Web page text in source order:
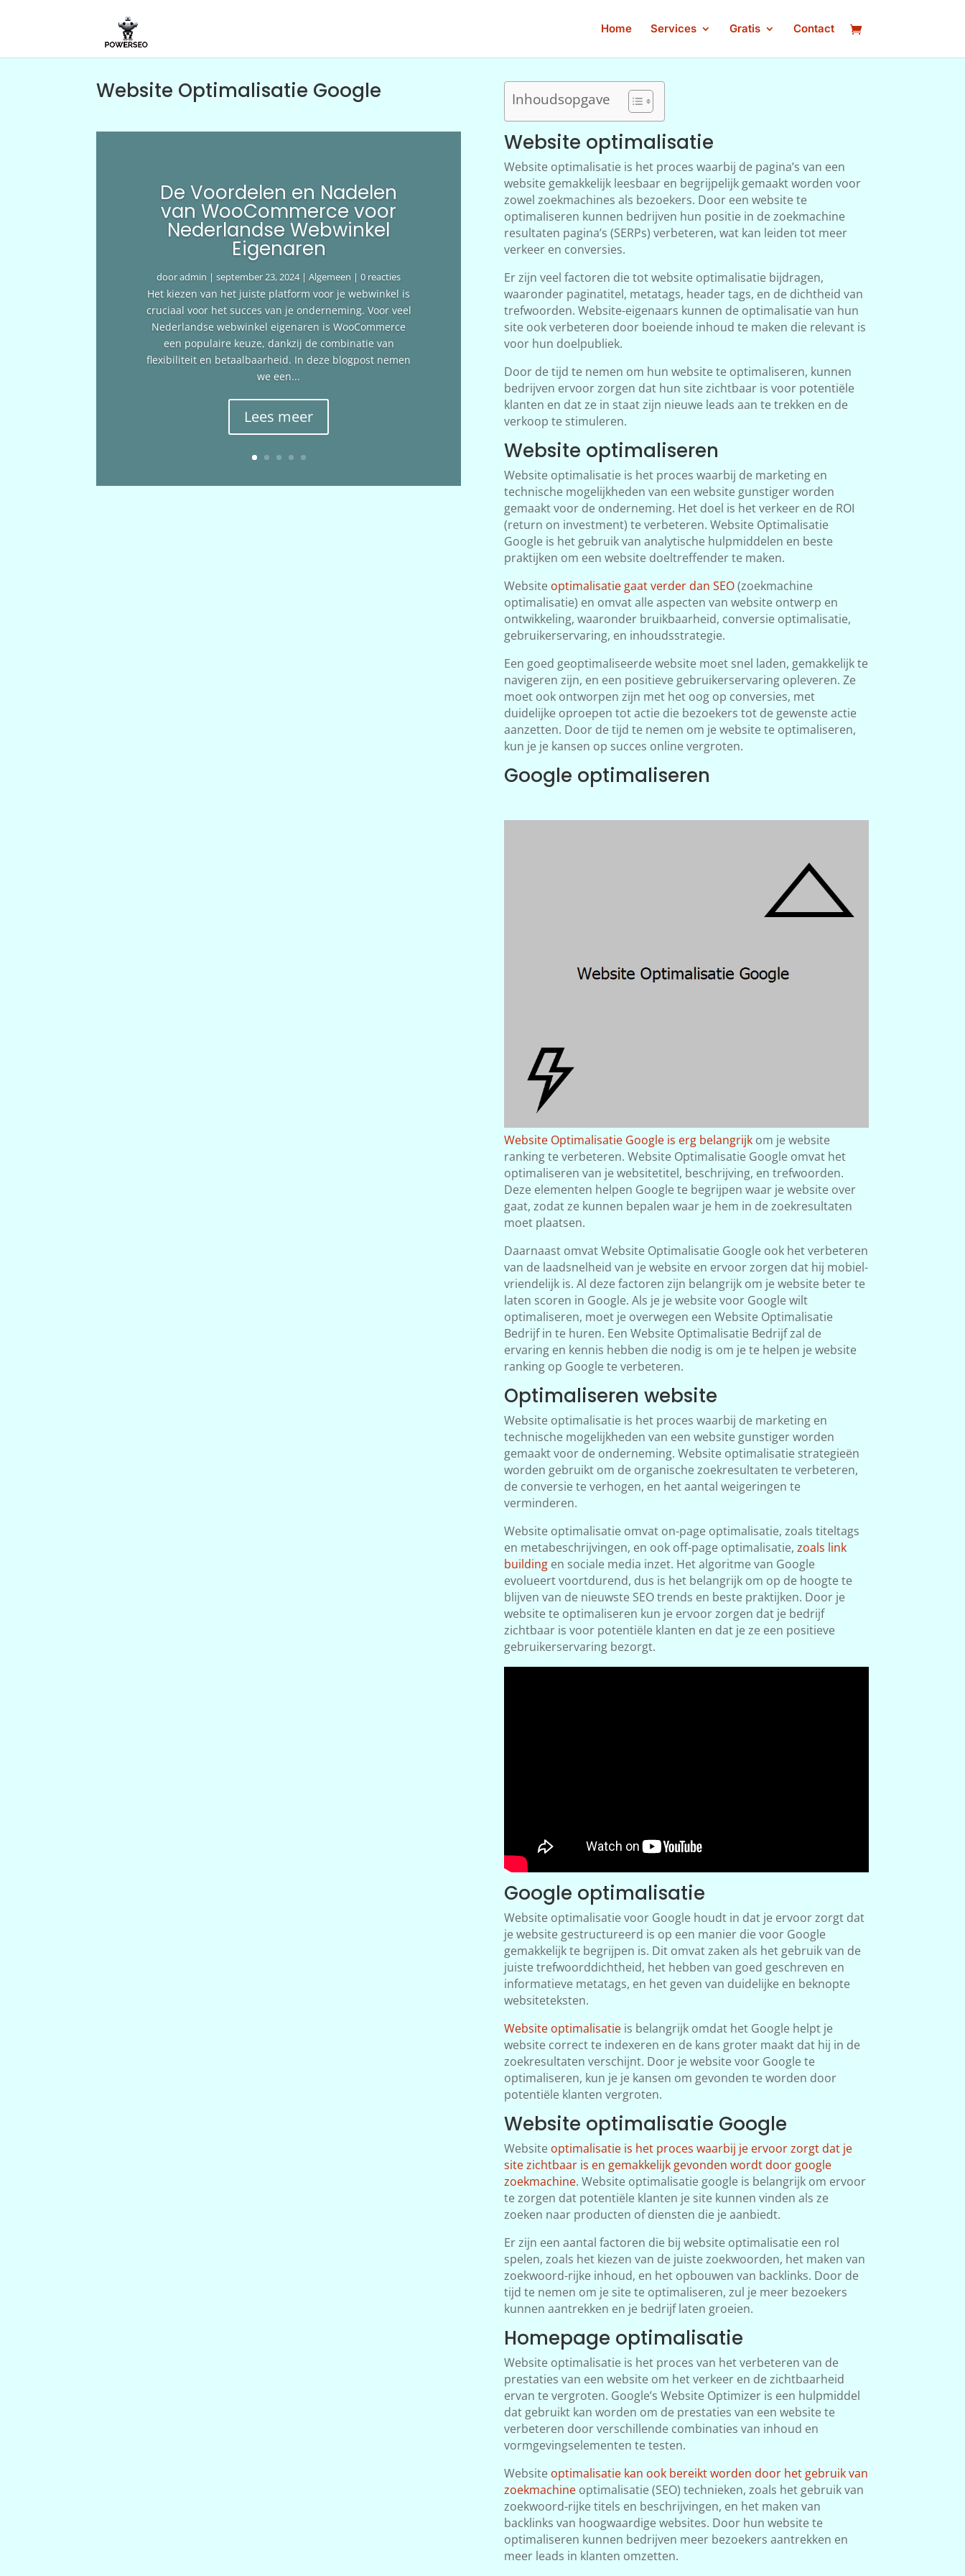
Home Services Gratis Contact
Website Optimalisatie Google
De Voordelen en Nadelen
van WooCommerce voor
Nederlandse Webwinkel
Eigenaren
dooradmin |september 23, 2024|Algemeen | 0 reacties
Het kiezen van het juiste platform voor je webwinkel is
cruciaal voor het succes van je onderneming. Voor veel
Nederlandse webwinkel eigenaren is WooCommerce
een populaire keuze, dankzij de combinatie van
flexibiliteit en betaalbaarheid. In deze blogpost nemen
we een...
Lees meer
Inhoudsopgave
Website optimalisatie
Website optimalisatie is het proces waarbij de pagina’s van een
website gemakkelijk leesbaar en begrijpelijk gemaakt worden voor
zowel zoekmachines als bezoekers. Door een website te
optimaliseren kunnen bedrijven hun positie in de zoekmachine
resultaten pagina’s (SERPs) verbeteren, wat kan leiden tot meer
verkeer en conversies.
Er zijn veel factoren die tot website optimalisatie bijdragen,
waaronder paginatitel, metatags, header tags, en de dichtheid van
trefwoorden. Website-eigenaars kunnen de optimalisatie van hun
site ook verbeteren door boeiende inhoud te maken die relevant is
voor hun doelpubliek.
Door de tijd te nemen om hun website te optimaliseren, kunnen
bedrijven ervoor zorgen dat hun site zichtbaar is voor potentiële
klanten en dat ze in staat zijn nieuwe leads aan te trekken en de
verkoop te stimuleren.
Website optimaliseren
Website optimalisatie is het proces waarbij de marketing en
technische mogelijkheden van een website gunstiger worden
gemaakt voor de onderneming. Het doel is het verkeer en de ROI
(return on investment) te verbeteren. Website Optimalisatie
Google is het gebruik van analytische hulpmiddelen en beste
praktijken om een website doeltreffender te maken.
Website optimalisatie gaat verder dan SEO(zoekmachine
optimalisatie) en omvat alle aspecten van website ontwerp en
ontwikkeling, waaronder bruikbaarheid, conversie optimalisatie,
gebruikerservaring, en inhoudsstrategie.
Een goed geoptimaliseerde website moet snel laden, gemakkelijk te
navigeren zijn, en een positieve gebruikerservaring opleveren. Ze
moet ook ontworpen zijn met het oog op conversies, met
duidelijke oproepen tot actie die bezoekers tot de gewenste actie
aanzetten. Door de tijd te nemen om je website te optimaliseren,
kun je je kansen op succes online vergroten.
Google optimaliseren
Website Optimalisatie Google is erg belangrijkom je website
ranking te verbeteren. Website Optimalisatie Google omvat het
optimaliseren van je websitetitel, beschrijving, en trefwoorden.
Deze elementen helpen Google te begrijpen waar je website over
gaat, zodat ze kunnen bepalen waar je hem in de zoekresultaten
moet plaatsen.
Daarnaast omvat Website Optimalisatie Google ook het verbeteren
van de laadsnelheid van je website en ervoor zorgen dat hij mobiel-
vriendelijk is. Al deze factoren zijn belangrijk om je website beter te
laten scoren in Google. Als je je website voor Google wilt
optimaliseren, moet je overwegen een Website Optimalisatie
Bedrijf in te huren. Een Website Optimalisatie Bedrijf zal de
ervaring en kennis hebben die nodig is om je te helpen je website
ranking op Google te verbeteren.
Optimaliseren website
Website optimalisatie is het proces waarbij de marketing en
technische mogelijkheden van een website gunstiger worden
gemaakt voor de onderneming. Website optimalisatie strategieën
worden gebruikt om de organische zoekresultaten te verbeteren,
de conversie te verhogen, en het aantal weigeringen te
verminderen.
Website optimalisatie omvat on-page optimalisatie, zoals titeltags
en metabeschrijvingen, en ook off-page optimalisatie, zoals link
buildingen sociale media inzet. Het algoritme van Google
evolueert voortdurend, dus is het belangrijk om op de hoogte te
blijven van de nieuwste SEO trends en beste praktijken. Door je
website te optimaliseren kun je ervoor zorgen dat je bedrijf
zichtbaar is voor potentiële klanten en dat je ze een positieve
gebruikerservaring bezorgt.
Google optimalisatie
Website optimalisatie voor Google houdt in dat je ervoor zorgt dat
je website gestructureerd is op een manier die voor Google
gemakkelijk te begrijpen is. Dit omvat zaken als het gebruik van de
juiste trefwoorddichtheid, het hebben van goed geschreven en
informatieve metatags, en het geven van duidelijke en beknopte
websiteteksten.
Website optimalisatieis belangrijk omdat het Google helpt je
website correct te indexeren en de kans groter maakt dat hij in de
zoekresultaten verschijnt. Door je website voor Google te
optimaliseren, kun je je kansen om gevonden te worden door
potentiële klanten vergroten.
Website optimalisatie Google
Website optimalisatie is het proces waarbij je ervoor zorgt dat je
site zichtbaar is en gemakkelijk gevonden wordt door google
zoekmachine. Website optimalisatie google is belangrijk om ervoor
te zorgen dat potentiële klanten je site kunnen vinden als ze
zoeken naar producten of diensten die je aanbiedt.
Er zijn een aantal factoren die bij website optimalisatie een rol
spelen, zoals het kiezen van de juiste zoekwoorden, het maken van
zoekwoord-rijke inhoud, en het opbouwen van backlinks. Door de
tijd te nemen om je site te optimaliseren, zul je meer bezoekers
kunnen aantrekken en je bedrijf laten groeien.
Homepage optimalisatie
Website optimalisatie is het proces van het verbeteren van de
prestaties van een website om het verkeer en de zichtbaarheid
ervan te vergroten. Google’s Website Optimizer is een hulpmiddel
dat gebruikt kan worden om de prestaties van een website te
verbeteren door verschillende combinaties van inhoud en
vormgevingselementen te testen.
Website optimalisatie kan ook bereikt worden door het gebruik van
zoekmachineoptimalisatie (SEO) technieken, zoals het gebruik van
zoekwoord-rijke titels en beschrijvingen, en het maken van
backlinks van hoogwaardige websites. Door hun website te
optimaliseren kunnen bedrijven meer bezoekers aantrekken en
meer leads in klanten omzetten.